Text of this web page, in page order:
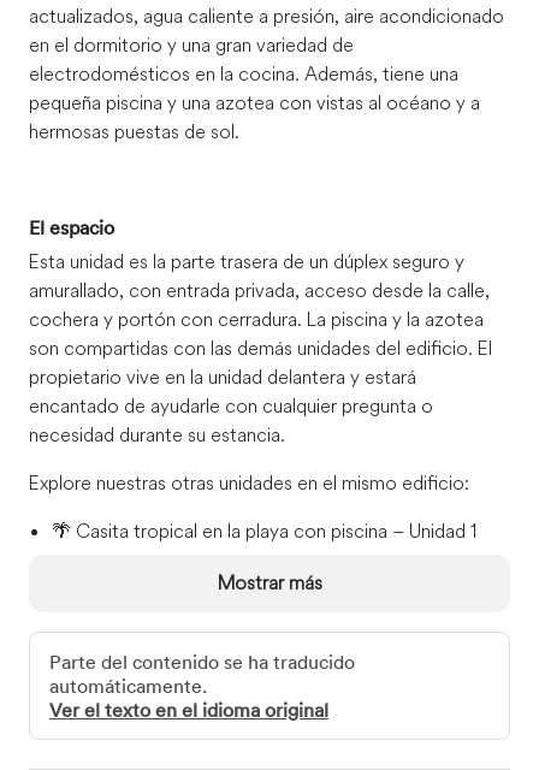
actualizados, agua caliente a presión, aire acondicionado
en el dormitorio y una gran variedad de
electrodomésticos en la cocina. Además, tiene una
pequeña piscina y una azotea con vistas al océano y a
hermosas puestas de sol.
El espacio
Esta unidad es la parte trasera de un dúplex seguro y
amurallado, con entrada privada, acceso desde la calle,
cochera y portón con cerradura. La piscina y la azotea
son compartidas con las demás unidades del edificio. El
propietario vive en la unidad delantera y estará
encantado de ayudarle con cualquier pregunta o
necesidad durante su estancia.
Explore nuestras otras unidades en el mismo edificio:
🌴 Casita tropical en la playa con piscina – Unidad 1
con piscina – Unidad 2
El acceso de invitados
Acceso a la zona trasera con fogata, piscina y jardines.
Mostrar más
Parte del contenido se ha traducido
automáticamente.
Ver el texto en el idioma original